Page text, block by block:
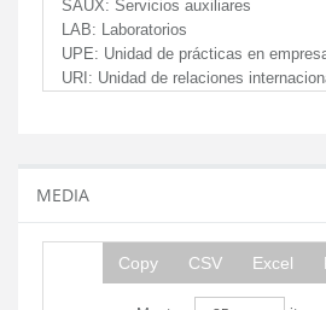
SAUX: Servicios auxiliares
LAB: Laboratorios
UPE: Unidad de prácticas en
URI: Unidad de relaciones
MEDIA
Copy CSV Excel